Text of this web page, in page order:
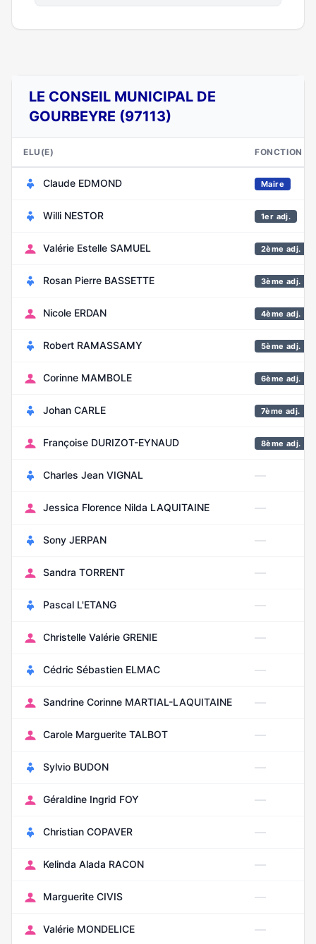
LE CONSEIL MUNICIPAL DE
GOURBEYRE (97113)
ELU(E) FONCTION
Claude EDMOND Maire
Willi NESTOR 1er adj.
Valérie Estelle SAMUEL 2ème adj.
Rosan Pierre BASSETTE 3ème adj.
Nicole ERDAN 4ème adj.
Robert RAMASSAMY 5ème adj.
Corinne MAMBOLE 6ème adj.
Johan CARLE 7ème adj.
Françoise DURIZOT-EYNAUD 8ème adj.
Charles Jean VIGNAL —
Jessica Florence Nilda LAQUITAINE —
Sony JERPAN —
Sandra TORRENT —
Pascal L'ETANG —
Christelle Valérie GRENIE —
Cédric Sébastien ELMAC —
Sandrine Corinne MARTIAL-LAQUITAINE —
Carole Marguerite TALBOT —
Sylvio BUDON —
Géraldine Ingrid FOY —
Christian COPAVER —
Kelinda Alada RACON —
Marguerite CIVIS —
Valérie MONDELICE —